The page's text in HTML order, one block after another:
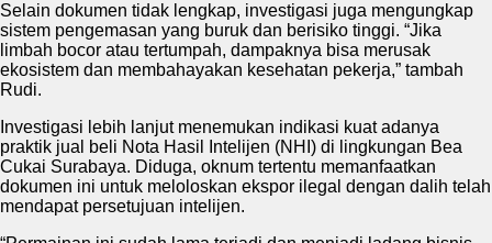
Selain dokumen tidak lengkap, investigasi juga mengungkap
sistem pengemasan yang buruk dan berisiko tinggi. “Jika
limbah bocor atau tertumpah, dampaknya bisa merusak
ekosistem dan membahayakan kesehatan pekerja,” tambah
Rudi.
Investigasi lebih lanjut menemukan indikasi kuat adanya
praktik jual beli Nota Hasil Intelijen (NHI) di lingkungan Bea
Cukai Surabaya. Diduga, oknum tertentu memanfaatkan
dokumen ini untuk meloloskan ekspor ilegal dengan dalih telah
mendapat persetujuan intelijen.